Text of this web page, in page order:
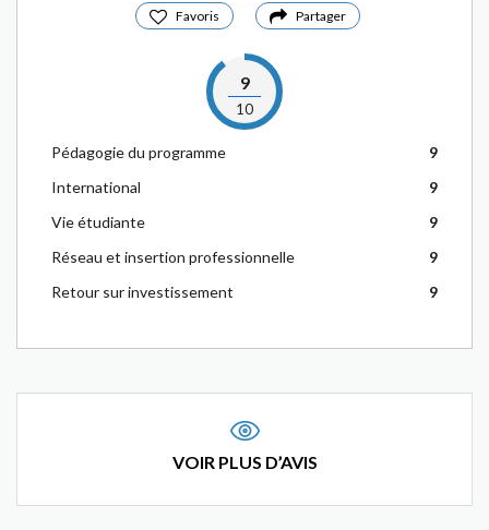
Favoris Partager
9
10
Pédagogie du programme
9
International
9
Vie étudiante
9
Réseau et insertion professionnelle
9
Retour sur investissement
9
VOIR PLUS D’AVIS